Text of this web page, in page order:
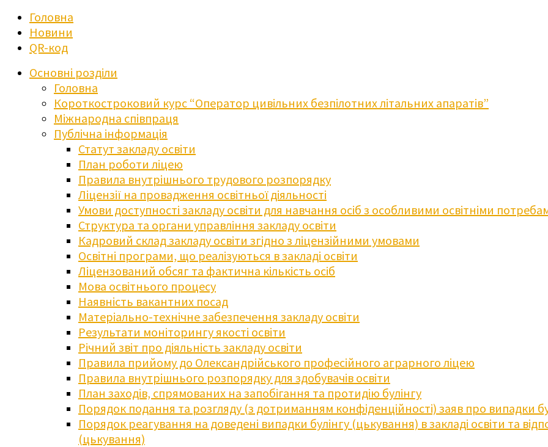
Головна
Новини
QR-код
Основні розділи
Головна
Короткостроковий курс “Оператор цивільних безпілотних літальних апаратів”
Міжнародна співпраця
Публічна інформація
Статут закладу освіти
План роботи ліцею
Правила внутрішнього трудового розпорядку
Ліцензії на провадження освітньої діяльності
Умови доступності закладу освіти для навчання осіб з особливими освітніми
Структура та органи управління закладу освіти
Кадровий склад закладу освіти згідно з ліцензійними умовами
Освітні програми, що реалізуються в закладі освіти
Ліцензований обсяг та фактична кількість осіб
Мова освітнього процесу
Наявність вакантних посад
Матеріально-технічне забезпечення закладу освіти
Результати моніторингу якості освіти
Річний звіт про діяльність закладу освіти
Правила прийому до Олександрійського професійного аграрного ліцею
Правила внутрішнього розпорядку для здобувачів освіти
План заходів, спрямованих на запобігання та протидію булінгу
Порядок подання та розгляду (з дотриманням конфіденційності) заяв про випадки
Порядок реагування на доведені випадки булінгу (цькування) в закладі освіти та
(цькування)